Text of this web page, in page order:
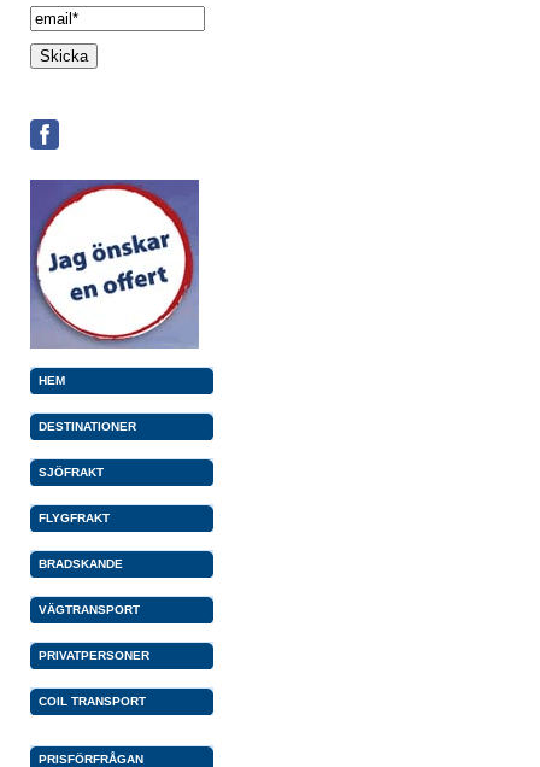
Spamcheck:
HEM
DESTINATIONER
SJÖFRAKT
FLYGFRAKT
BRADSKANDE
VÄGTRANSPORT
PRIVATPERSONER
COIL TRANSPORT
PRISFÖRFRÅGAN